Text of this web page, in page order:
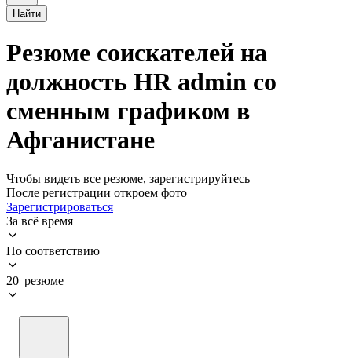
Найти
Резюме соискателей на
должность HR admin со
сменным графиком в
Афганистане
Чтобы видеть все резюме, зарегистрируйтесь
После регистрации откроем фото
Зарегистрироваться
За всё время
По соответствию
20 резюме